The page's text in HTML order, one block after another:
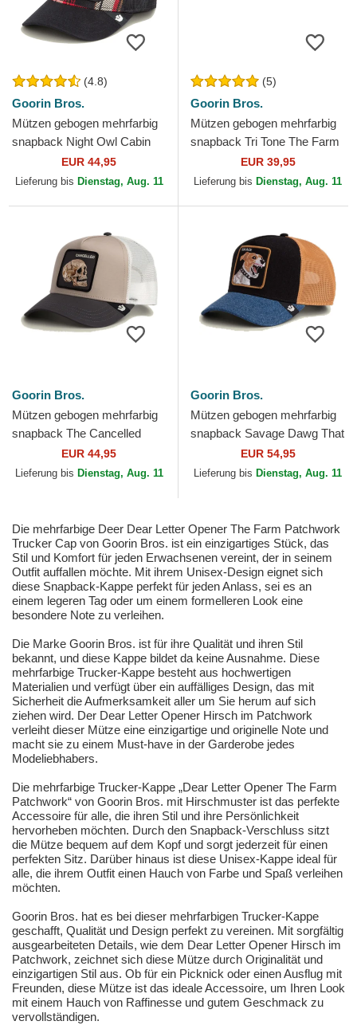
(4.8)
Goorin Bros.
Mützen gebogen mehrfarbig
snapback Night Owl Cabin
Fever Homestead The Farm
Goorin Bros.
EUR 44,95
Lieferung bis Dienstag, Aug. 11
(5)
Goorin Bros.
Mützen gebogen mehrfarbig
snapback Tri Tone The Farm
Goorin Bros.EUR 39,95
Lieferung bis Dienstag, Aug. 11
Goorin Bros.
Mützen gebogen mehrfarbig
snapback The Cancelled
Skull The Farm Goorin Bros.
EUR 44,95
Lieferung bis Dienstag, Aug. 11
Goorin Bros.
Mützen gebogen mehrfarbig
snapback Savage Dawg That
Dawg In Me The Farm
Goorin Bros.
EUR 54,95
Lieferung bis Dienstag, Aug. 11
Die mehrfarbige Deer Dear Letter Opener The Farm Patchwork
Trucker Cap von Goorin Bros. ist ein einzigartiges Stück, das
Stil und Komfort für jeden Erwachsenen vereint, der in seinem
Outfit auffallen möchte. Mit ihrem Unisex-Design eignet sich
diese Snapback-Kappe perfekt für jeden Anlass, sei es an
einem legeren Tag oder um einem formelleren Look eine
besondere Note zu verleihen.
Die Marke Goorin Bros. ist für ihre Qualität und ihren Stil
bekannt, und diese Kappe bildet da keine Ausnahme. Diese
mehrfarbige Trucker-Kappe besteht aus hochwertigen
Materialien und verfügt über ein auffälliges Design, das mit
Sicherheit die Aufmerksamkeit aller um Sie herum auf sich
ziehen wird. Der Dear Letter Opener Hirsch im Patchwork
verleiht dieser Mütze eine einzigartige und originelle Note und
macht sie zu einem Must-have in der Garderobe jedes
Modeliebhabers.
Die mehrfarbige Trucker-Kappe „Dear Letter Opener The Farm
Patchwork“ von Goorin Bros. mit Hirschmuster ist das perfekte
Accessoire für alle, die ihren Stil und ihre Persönlichkeit
hervorheben möchten. Durch den Snapback-Verschluss sitzt
die Mütze bequem auf dem Kopf und sorgt jederzeit für einen
perfekten Sitz. Darüber hinaus ist diese Unisex-Kappe ideal für
alle, die ihrem Outfit einen Hauch von Farbe und Spaß verleihen
möchten.
Goorin Bros. hat es bei dieser mehrfarbigen Trucker-Kappe
geschafft, Qualität und Design perfekt zu vereinen. Mit sorgfältig
ausgearbeiteten Details, wie dem Dear Letter Opener Hirsch im
Patchwork, zeichnet sich diese Mütze durch Originalität und
einzigartigen Stil aus. Ob für ein Picknick oder einen Ausflug mit
Freunden, diese Mütze ist das ideale Accessoire, um Ihren Look
mit einem Hauch von Raffinesse und gutem Geschmack zu
vervollständigen.